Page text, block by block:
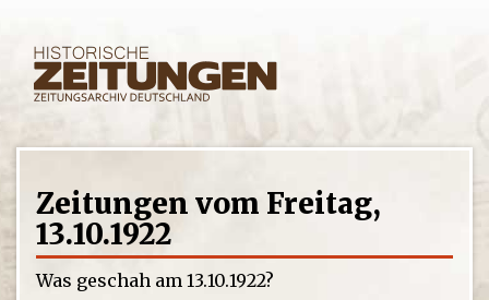
Zeitungen vom Freitag,
13.10.1922
Was geschah am 13.10.1922?